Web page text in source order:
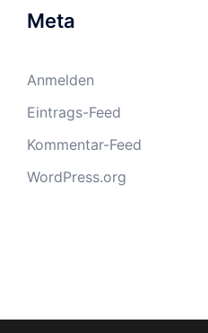
Meta
Anmelden
Eintrags-Feed
Kommentar-Feed
WordPress.org